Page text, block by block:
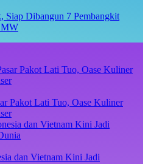
Siap Dibangun 7 Pembangkit
MW
Pakot Lati Tuo, Oase Kuliner
dan Vietnam Kini Jadi